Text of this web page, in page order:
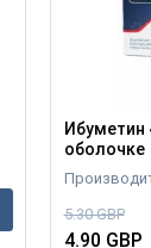
Ибуметин
оболочке
5.30 GBP
4.90 GBP